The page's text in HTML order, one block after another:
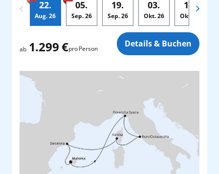
22.
Aug. 26
05.
Sep.26
19.
Sep.26
03.
Okt.26
17.
Okt.
ab 1.299 €pro Person Details & Buchen